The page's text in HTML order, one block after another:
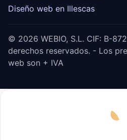
Diseño web en Illescas
© 2026 WEBIO, S.L. CIF: B-
derechos reservados. - Los
web son + IVA